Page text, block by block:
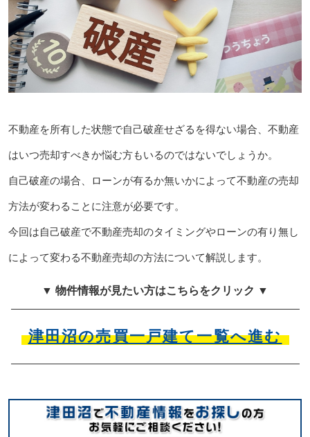
不動産を所有した状態で自己破産せざるを得ない場合、不動産
はいつ売却すべきか悩む方もいるのではないでしょうか。
自己破産の場合、ローンが有るか無いかによって不動産の売却
方法が変わることに注意が必要です。
今回は自己破産で不動産売却のタイミングやローンの有り無し
によって変わる不動産売却の方法について解説します。
▼ 物件情報が見たい方はこちらをクリック ▼
津田沼の売買一戸建て一覧へ進む